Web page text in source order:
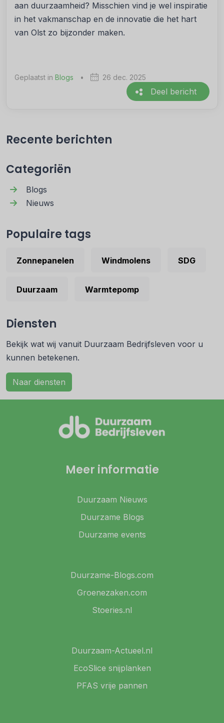
aan duurzaamheid? Misschien vind je wel inspiratie
in het vakmanschap en de innovatie die het hart
van Olst zo bijzonder maken.
Geplaatst in Blogs • 26 dec. 2025
Deel bericht
Recente berichten
Categoriën
Blogs
Nieuws
Populaire tags
Zonnepanelen Windmolens SDG
Duurzaam Warmtepomp
Diensten
Bekijk wat wij vanuit Duurzaam Bedrijfsleven voor u
kunnen betekenen.
Naar diensten
Meer informatie
Duurzaam Nieuws
Duurzame Blogs
Duurzame events
Duurzame-Blogs.com
Groenezaken.com
Stoeries.nl
Duurzaam-Actueel.nl
EcoSlice snijplanken
PFAS vrije pannen